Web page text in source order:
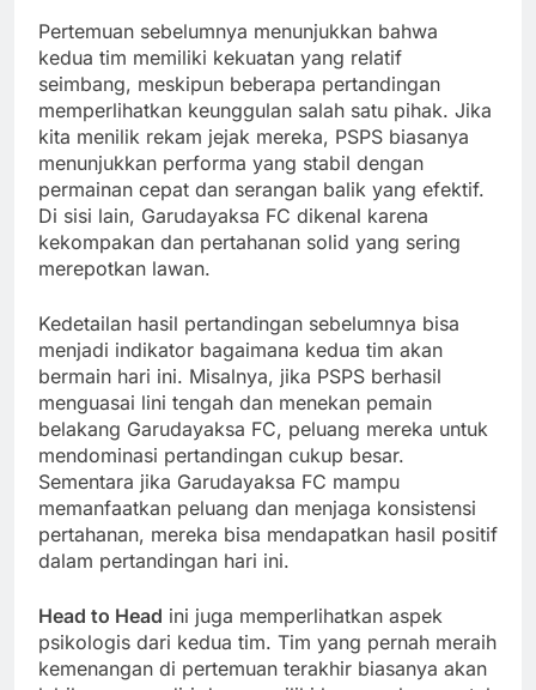
Pertemuan sebelumnya menunjukkan bahwa
kedua tim memiliki kekuatan yang relatif
seimbang, meskipun beberapa pertandingan
memperlihatkan keunggulan salah satu pihak. Jika
kita menilik rekam jejak mereka, PSPS biasanya
menunjukkan performa yang stabil dengan
permainan cepat dan serangan balik yang efektif.
Di sisi lain, Garudayaksa FC dikenal karena
kekompakan dan pertahanan solid yang sering
merepotkan lawan.
Kedetailan hasil pertandingan sebelumnya bisa
menjadi indikator bagaimana kedua tim akan
bermain hari ini. Misalnya, jika PSPS berhasil
menguasai lini tengah dan menekan pemain
belakang Garudayaksa FC, peluang mereka untuk
mendominasi pertandingan cukup besar.
Sementara jika Garudayaksa FC mampu
memanfaatkan peluang dan menjaga konsistensi
pertahanan, mereka bisa mendapatkan hasil positif
dalam pertandingan hari ini.
Head to Head ini juga memperlihatkan aspek
psikologis dari kedua tim. Tim yang pernah meraih
kemenangan di pertemuan terakhir biasanya akan